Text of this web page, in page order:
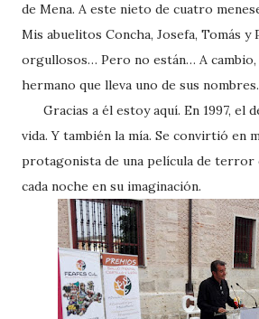
de Mena. A este nieto de cuatro
Mis abuelitos Concha, Josefa, Tomás
orgullosos… Pero no están… A cambio,
hermano que lleva uno de sus nombres.
Gracias a él estoy aquí. En 1997, el
vida. Y también la mía. Se convirtió en
protagonista de una película de terror
cada noche en su imaginación.